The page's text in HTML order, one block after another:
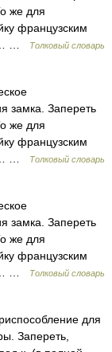
же для
французским
…
Толковый словарь
замка. Запереть
же для
французским
…
Толковый словарь
замка. Запереть
же для
французским
…
Толковый словарь
для
Запереть,